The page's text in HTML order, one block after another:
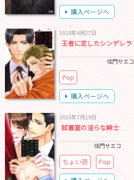
購入ページへ
2018年4月27日
王者に恋したシンデレラ
佳門サエコ
Pop
購入ページへ
2015年7月29日
試着室の淫らな紳士
佳門サエコ
ちょい読
Pop